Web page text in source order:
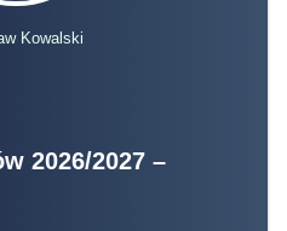
Kowalski
2026/2027 –